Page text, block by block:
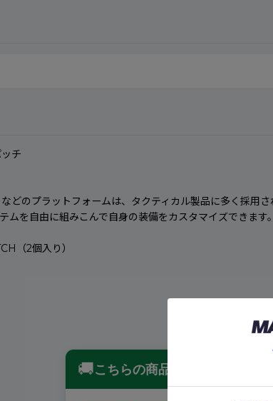
チ
どのプラットフォームは、タクティカル製品に多く採
を自由に組みこんで自身の装備をカスタマイズできます。
（2個入り）
🚚こちらの商品のお届け予定日